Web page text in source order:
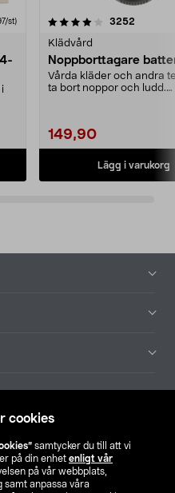
cookies
samtycker du till att vi
på din enhet enligt vår
på vår webbplats,
samt anpassa våra
st) 3252
Klädvård
Noppborttagare
Vårda kläder och andra
ta bort noppor och ludd.
149,90
Lägg i varukorg
4.5av 5 stjärnor
butik